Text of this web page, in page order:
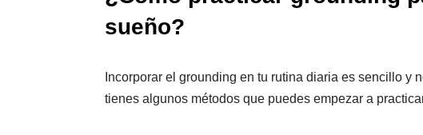
sueño?
Incorporar el grounding en tu rutina diaria es sencillo y
tienes algunos métodos que puedes empezar a